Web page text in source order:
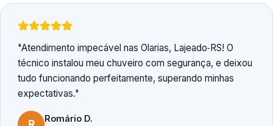
Atendimento impecável nas Olarias, Lajeado‑RS! O
técnico instalou meu chuveiro com segurança, e deixou
tudo funcionando perfeitamente, superando minhas
expectativas.
Romário D.